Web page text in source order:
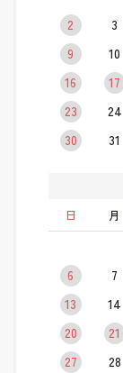
2
3
9
10
16
17
23
24
30
31
日
月
6
7
13
14
20
21
27
28